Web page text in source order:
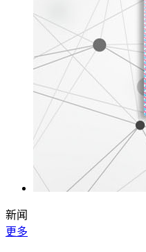
新闻
更多